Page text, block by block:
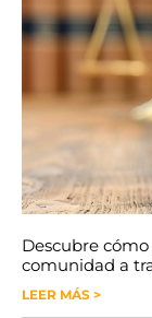
Descubre
comunidad a
LEER MÁS >